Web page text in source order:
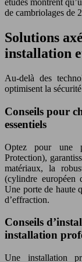
études montrent
de cambriolages de
Solutions
installation
Au-delà des
optimisent la
Conseils pour
essentiels
Optez pour une
Protection),
matériaux, la
(cylindre européen
Une porte de haute
d’effraction.
Conseils
installation
Une installation